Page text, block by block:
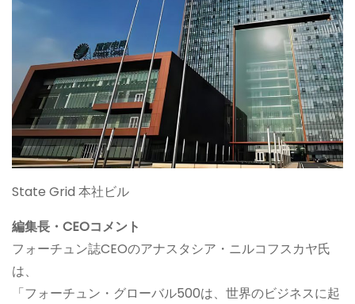
State Grid 本社ビル
編集長・CEOコメント
フォーチュン誌CEOのアナスタシア・ニルコフスカヤ氏
は、
「フォーチュン・グローバル500は、世界のビジネスに起